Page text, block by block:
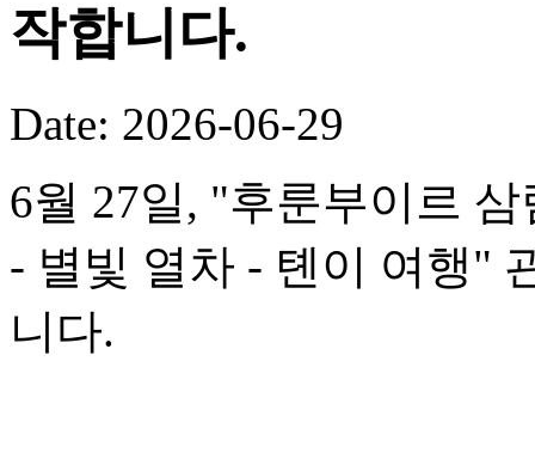
작합니다.
Date: 2026-06-29
6월 27일, "후룬부이르
- 별빛 열차 - 톈이 여행"
니다.